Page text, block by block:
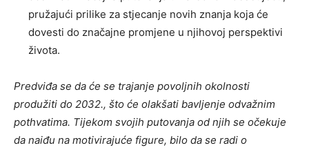
pružajući prilike za stjecanje novih znanja koja će
dovesti do značajne promjene u njihovoj perspektivi
života.
Predviđa se da će se trajanje povoljnih okolnosti
produžiti do 2032., što će olakšati bavljenje odvažnim
pothvatima. Tijekom svojih putovanja od njih se očekuje
da naiđu na motivirajuće figure, bilo da se radi o